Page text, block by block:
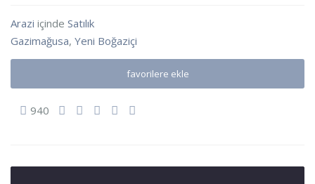
Arazi içinde Satılık
Gazimağusa, Yeni Boğaziçi
favorilere ekle
940